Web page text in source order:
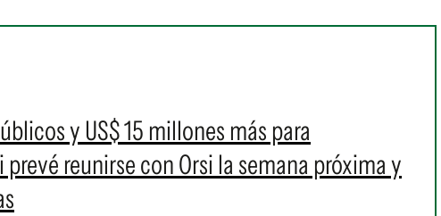
y US$ 15 millones más para
reunirse con Orsi la semana próxima y